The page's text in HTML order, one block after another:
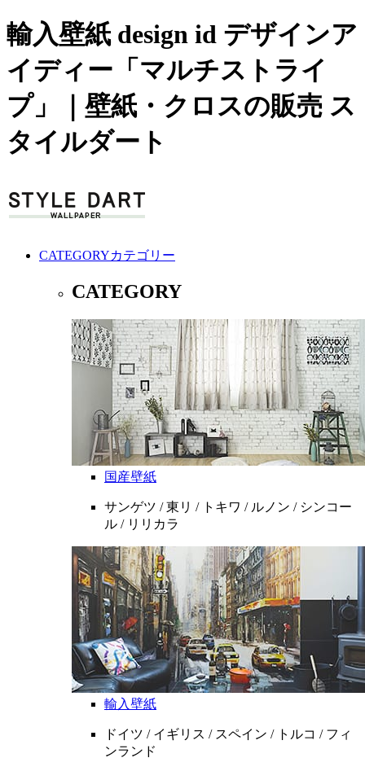
輸入壁紙 design id デザインア
イディー「マルチストライ
プ」｜壁紙・クロスの販売 ス
タイルダート
CATEGORYカテゴリー
CATEGORY
国産壁紙
サンゲツ / 東リ / トキワ / ルノン / シンコー
ル / リリカラ
輸入壁紙
ドイツ / イギリス / スペイン / トルコ / フィ
ンランド